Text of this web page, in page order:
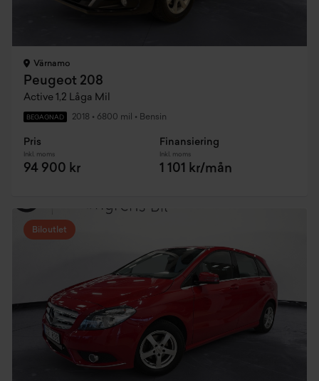
Värnamo
Peugeot 208
Active 1,2 Låga Mil
BEGAGNAD 2018 • 6800 mil • Bensin
Pris
Inkl. moms
94 900 kr
Finansiering
Inkl. moms
1 101 kr/mån
Biloutlet